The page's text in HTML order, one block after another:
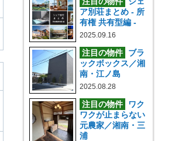
ア別荘まとめ - 所
有権 共有型編 -
2025.09.16
注目の物件
ブラ
ックボックス／湘
南・江ノ島
2025.08.28
注目の物件
ワク
ワクが止まらない
元農家／湘南・三
浦